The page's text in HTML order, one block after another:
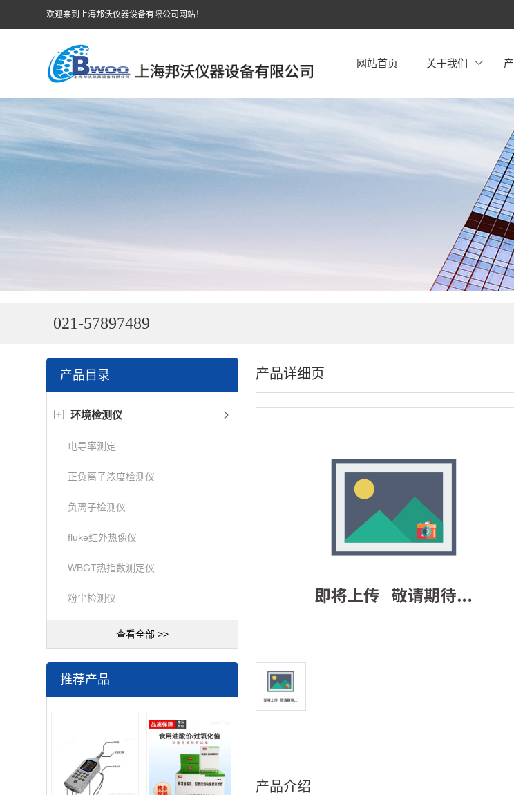
欢迎来到上海邦沃仪器设备有限公司网站！
网站首页 关于我们
021-57897489
产品目录
环境检测仪
电导率测定
正负离子浓度检测仪
负离子检测仪
fluke红外热像仪
WBGT热指数测定仪
粉尘检测仪
查看全部 >>
推荐产品
产品详细页
产品介绍